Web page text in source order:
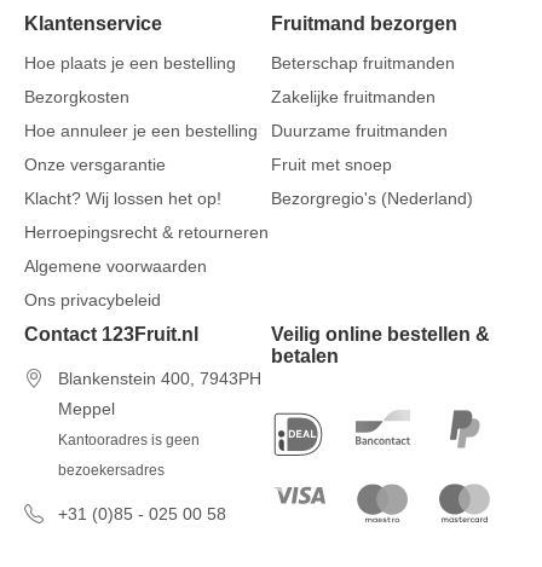
Klantenservice
Hoe plaats je een bestelling
Bezorgkosten
Hoe annuleer je een bestelling
Onze versgarantie
Klacht? Wij lossen het op!
Herroepingsrecht & retourneren
Algemene voorwaarden
Ons privacybeleid
Fruitmand bezorgen
Beterschap fruitmanden
Zakelijke fruitmanden
Duurzame fruitmanden
Fruit met snoep
Bezorgregio's (Nederland)
Contact 123Fruit.nl
Blankenstein 400, 7943PH
Meppel
Kantooradres is geen
bezoekersadres
+31 (0)85 - 025 00 58
Veilig online bestellen &
betalen